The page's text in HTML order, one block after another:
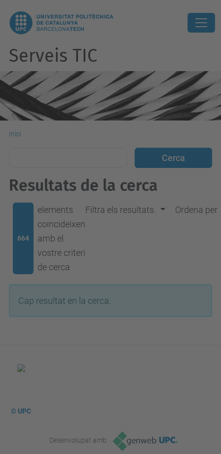
Serveis TIC
Inici
Resultats de la cerca
664
elements
coincideixen
amb el
vostre criteri
de cerca
Filtra els resultats. Ordena per
Cap resultat en la cerca.
© UPC
Desenvolupat amb